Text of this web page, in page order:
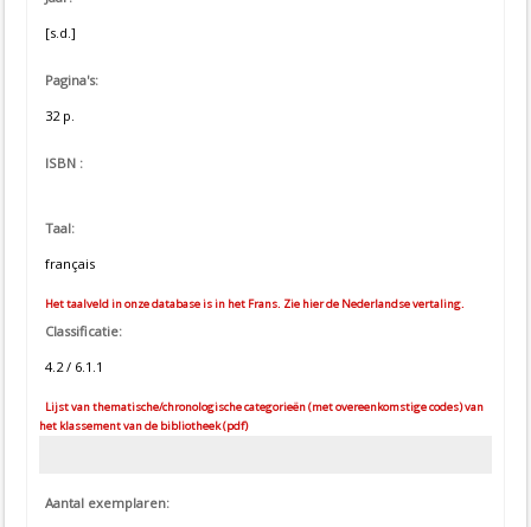
[s.d.]
Pagina's:
32 p.
ISBN :
Taal:
français
Het taalveld in onze database is in het Frans. Zie hier de Nederlandse vertaling.
Classificatie:
4.2 / 6.1.1
Lijst van thematische/chronologische categorieën (met overeenkomstige codes) van
het klassement van de bibliotheek (pdf)
Aantal exemplaren: